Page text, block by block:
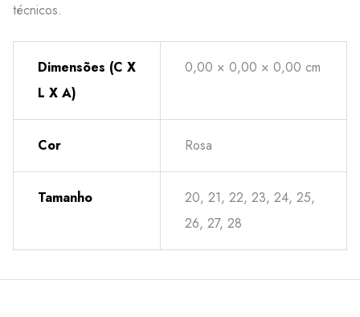
técnicos.
Dimensões (C X
L X A)
0,00 × 0,00 × 0,00 cm
Cor Rosa
Tamanho
20, 21, 22, 23, 24, 25,
26, 27, 28